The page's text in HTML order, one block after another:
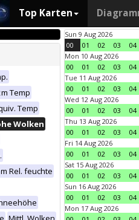
Top Karten
Temp
Temp
Wolken
Rel. feuchte
Sun 9 Aug 2026
00
01 02 03 04
Mon 10 Aug 2026
00
01 02 03 04
Tue 11 Aug 2026
00
01 02 03 04
Wed 12 Aug 2026
00
01 02 03 04
Thu 13 Aug 2026
00
01 02 03 04
Fri 14 Aug 2026
00
01 02 03 04
Sat 15 Aug 2026
00
01 02 03 04
Sun 16 Aug 2026
00
01 02 03 04
Mon 17 Aug 2026